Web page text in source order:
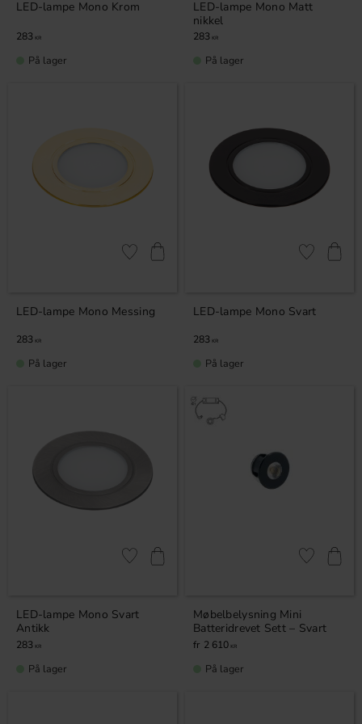
LED-lampe Mono Krom
283 KR
På lager
LED-lampe Mono Matt
nikkel
283 KR
På lager
LED-lampe Mono Messing
283 KR
Lagre som favoritt
På lager
LED-lampe Mono Svart
283 KR
Lagre som
På lager
LED-lampe Mono Svart
Antikk
283 KR
Lagre som favoritt
På lager
Møbelbelysning Mini
Batteridrevet Sett – Svart
2 610 KR
Lagre som
På lager